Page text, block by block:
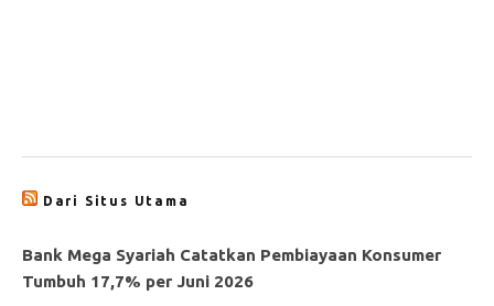
Dari Situs Utama
Bank Mega Syariah Catatkan Pembiayaan Konsumer
Tumbuh 17,7% per Juni 2026